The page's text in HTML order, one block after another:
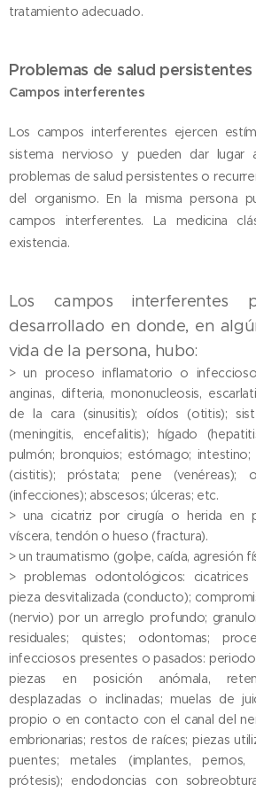
tratamiento adecuado.
Problemas de salud
Campos interferentes
Los campos interferentes ejercen
sistema nervioso y pueden dar lugar
problemas de salud persistentes o
del organismo. En la misma persona
campos interferentes. La medicina
existencia.
Los campos interferentes
desarrollado en donde, en
vida de la persona, hubo:
> un proceso inflamatorio o
anginas, difteria, mononucleosis,
de la cara (sinusitis); oídos (otitis);
(meningitis, encefalitis); hígado
pulmón; bronquios; estómago; intestino;
(cistitis); próstata; pene (venéreas);
(infecciones); abscesos; úlceras; etc.
> una cicatriz por cirugía o herida en
víscera, tendón o hueso (fractura).
> un traumatismo (golpe, caída, agresión
> problemas odontológicos: cicatrices
pieza desvitalizada (conducto);
(nervio) por un arreglo profundo;
residuales; quistes; odontomas;
infecciosos presentes o pasados:
piezas en posición anómala,
desplazadas o inclinadas; muelas de
propio o en contacto con el canal del
embrionarias; restos de raíces; piezas
puentes; metales (implantes, pernos,
prótesis); endodoncias con